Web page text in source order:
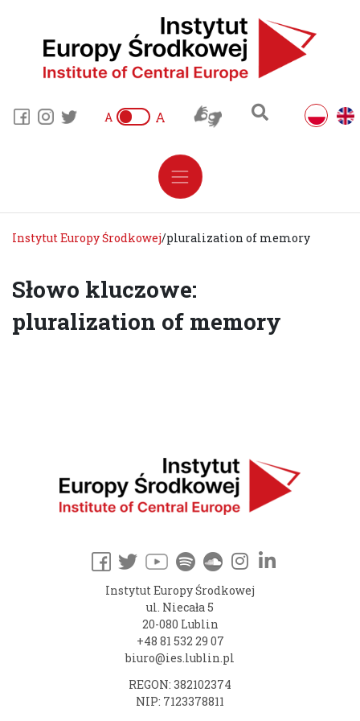
A A
Instytut Europy Środkowej/pluralization of memory
Słowo kluczowe:
pluralization of memory
Instytut Europy Środkowej
ul. Niecała 5
20-080 Lublin
+48 81 532 29 07
biuro@ies.lublin.pl
REGON: 382102374
NIP: 7123378811